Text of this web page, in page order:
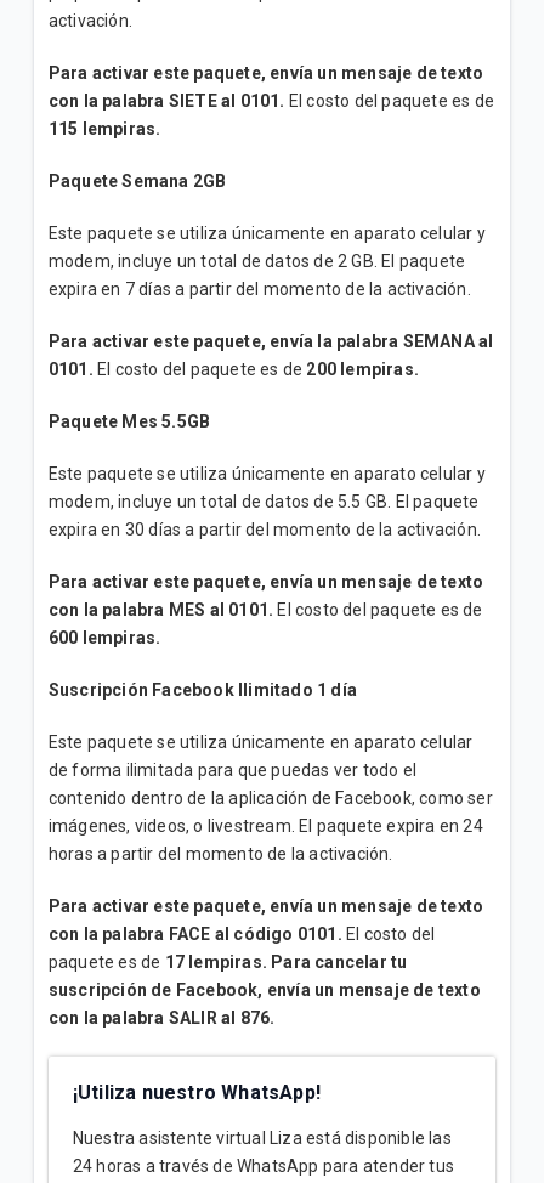
activación.
Para activar este paquete, envía un mensaje de texto
con la palabra SIETE al 0101. El costo del paquete es de
115 lempiras.
Paquete Semana 2GB
Este paquete se utiliza únicamente en aparato celular y
modem, incluye un total de datos de 2 GB. El paquete
expira en 7 días a partir del momento de la activación.
Para activar este paquete, envía la palabra SEMANA al
0101. El costo del paquete es de 200 lempiras.
Paquete Mes 5.5GB
Este paquete se utiliza únicamente en aparato celular y
modem, incluye un total de datos de 5.5 GB. El paquete
expira en 30 días a partir del momento de la activación.
Para activar este paquete, envía un mensaje de texto
con la palabra MES al 0101. El costo del paquete es de
600 lempiras.
Suscripción Facebook Ilimitado 1 día
Este paquete se utiliza únicamente en aparato celular
de forma ilimitada para que puedas ver todo el
contenido dentro de la aplicación de Facebook, como ser
imágenes, videos, o livestream. El paquete expira en 24
horas a partir del momento de la activación.
Para activar este paquete, envía un mensaje de texto
con la palabra FACE al código 0101. El costo del
paquete es de 17 lempiras. Para cancelar tu
suscripción de Facebook, envía un mensaje de texto
con la palabra SALIR al 876.
¡Utiliza nuestro WhatsApp!
Nuestra asistente virtual Liza está disponible las
24 horas a través de WhatsApp para atender tus